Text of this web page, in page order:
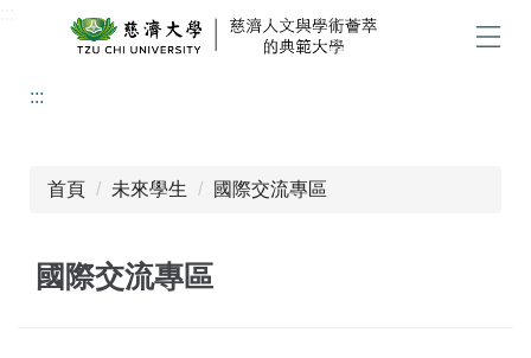
:::
首頁 未來學生 國際交流專區
國際交流專區